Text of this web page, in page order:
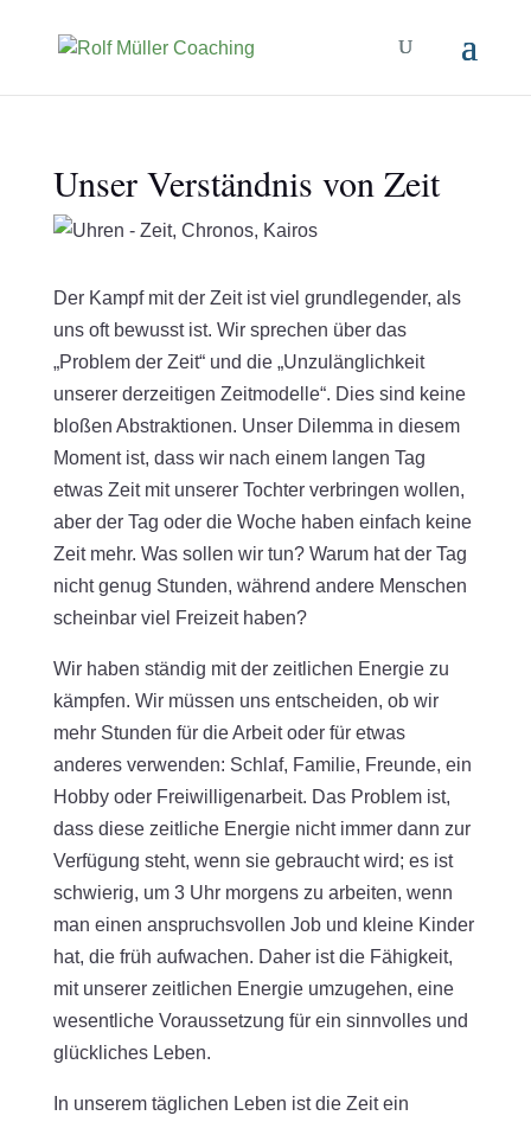
Unser Verständnis von Zeit
Der Kampf mit der Zeit ist viel grundlegender, als
uns oft bewusst ist. Wir sprechen über das
„Problem der Zeit“ und die „Unzulänglichkeit
unserer derzeitigen Zeitmodelle“. Dies sind keine
bloßen Abstraktionen. Unser Dilemma in diesem
Moment ist, dass wir nach einem langen Tag
etwas Zeit mit unserer Tochter verbringen wollen,
aber der Tag oder die Woche haben einfach keine
Zeit mehr. Was sollen wir tun? Warum hat der Tag
nicht genug Stunden, während andere Menschen
scheinbar viel Freizeit haben?
Wir haben ständig mit der zeitlichen Energie zu
kämpfen. Wir müssen uns entscheiden, ob wir
mehr Stunden für die Arbeit oder für etwas
anderes verwenden: Schlaf, Familie, Freunde, ein
Hobby oder Freiwilligenarbeit. Das Problem ist,
dass diese zeitliche Energie nicht immer dann zur
Verfügung steht, wenn sie gebraucht wird; es ist
schwierig, um 3 Uhr morgens zu arbeiten, wenn
man einen anspruchsvollen Job und kleine Kinder
hat, die früh aufwachen. Daher ist die Fähigkeit,
mit unserer zeitlichen Energie umzugehen, eine
wesentliche Voraussetzung für ein sinnvolles und
glückliches Leben.
In unserem täglichen Leben ist die Zeit ein